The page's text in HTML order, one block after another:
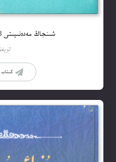
شىنجاڭ مەدەنىيىتى 1993-يىلى 4-سان
كىتاب